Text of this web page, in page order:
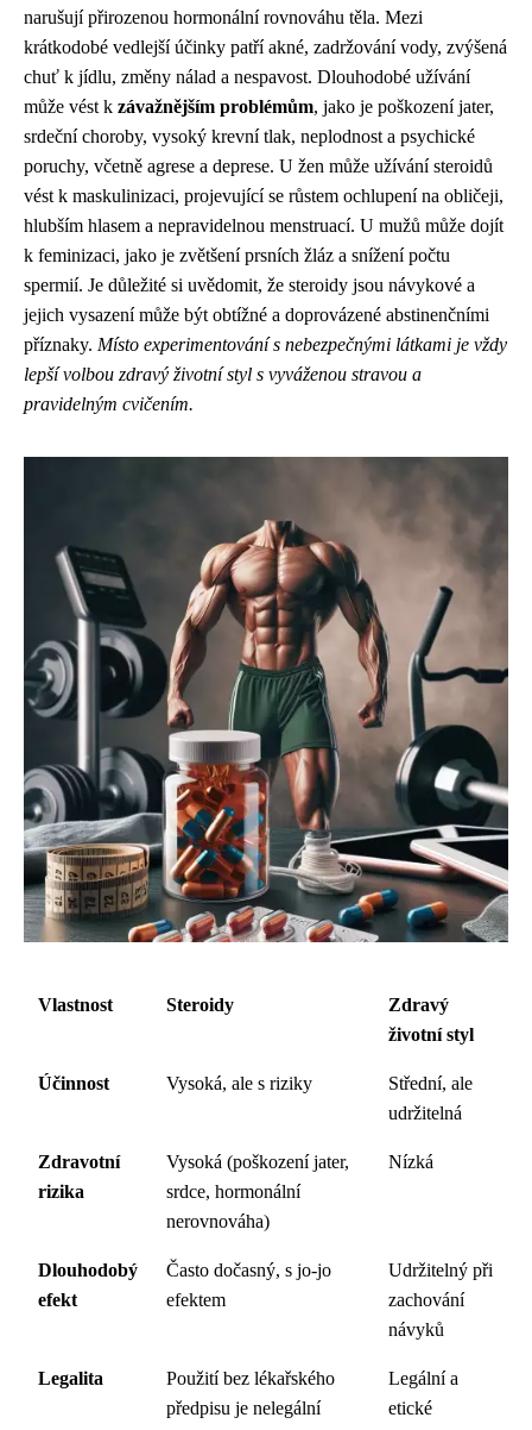
narušují přirozenou hormonální rovnováhu těla. Mezi
krátkodobé vedlejší účinky patří akné, zadržování vody, zvýšená
chuť k jídlu, změny nálad a nespavost. Dlouhodobé užívání
může vést k závažnějším problémům, jako je poškození jater,
srdeční choroby, vysoký krevní tlak, neplodnost a psychické
poruchy, včetně agrese a deprese. U žen může užívání steroidů
vést k maskulinizaci, projevující se růstem ochlupení na obličeji,
hlubším hlasem a nepravidelnou menstruací. U mužů může dojít
k feminizaci, jako je zvětšení prsních žláz a snížení počtu
spermií. Je důležité si uvědomit, že steroidy jsou návykové a
jejich vysazení může být obtížné a doprovázené abstinenčními
příznaky. Místo experimentování s nebezpečnými látkami je vždy
lepší volbou zdravý životní styl s vyváženou stravou a
pravidelným cvičením.
Vlastnost Steroidy
Zdravý
životní styl
Účinnost Vysoká, ale s riziky
Střední, ale
udržitelná
Zdravotní
rizika
Vysoká (poškození jater,
srdce, hormonální
nerovnováha)
Nízká
Dlouhodobý
efekt
Často dočasný, s jo-jo
efektem
Udržitelný při
zachování
návyků
Legalita
Použití bez lékařského
předpisu je nelegální
Legální a
etické